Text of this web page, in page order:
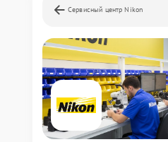
Сервисный центр Nikon